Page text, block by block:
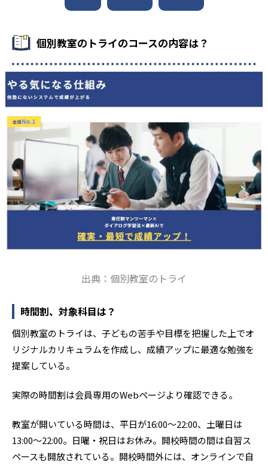
個別教室のトライのコースの内容は？
出典：個別教室のトライ
時間割、対象科目は？
個別教室のトライは、子どもの苦手や目標を把握した上でオ
リジナルカリキュラムを作成し、成績アップに最適な勉強を
提案している。
実際の時間割は会員専用のWebページより確認できる。
教室が開いている時間は、平日が16:00～22:00、土曜日は
13:00～22:00。日曜・祝日はお休み。開校時間の間は自習ス
ペースも開放されている。開校時間外には、オンラインで自